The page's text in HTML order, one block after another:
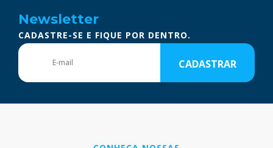
Newsletter
CADASTRE-SE E FIQUE POR DENTRO.
CADASTRAR